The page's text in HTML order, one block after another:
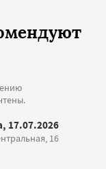
17.07.2026
16